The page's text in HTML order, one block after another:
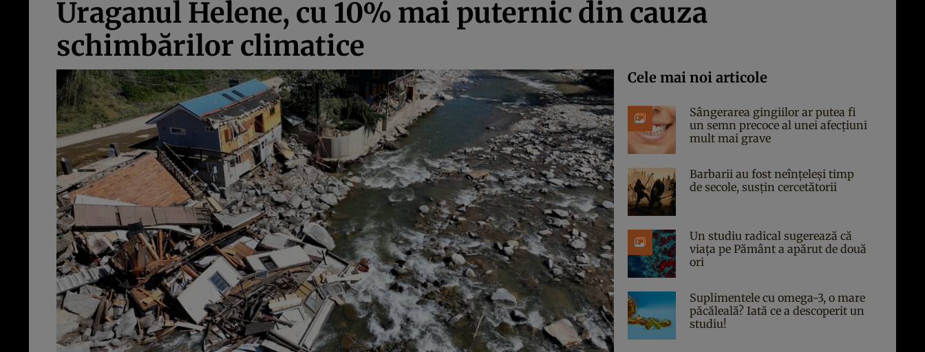
Uraganul Helene, cu 10% mai puternic din cauza
schimbărilor climatice
Cele mai noi articole
Sângerarea gingiilor ar putea fi
un semn precoce al unei afecțiuni
mult mai grave
Barbarii au fost neînțeleși timp
de secole, susțin cercetătorii
Un studiu radical sugerează că
viața pe Pământ a apărut de două
ori
Suplimentele cu omega-3, o mare
păcăleală? Iată ce a descoperit un
studiu!